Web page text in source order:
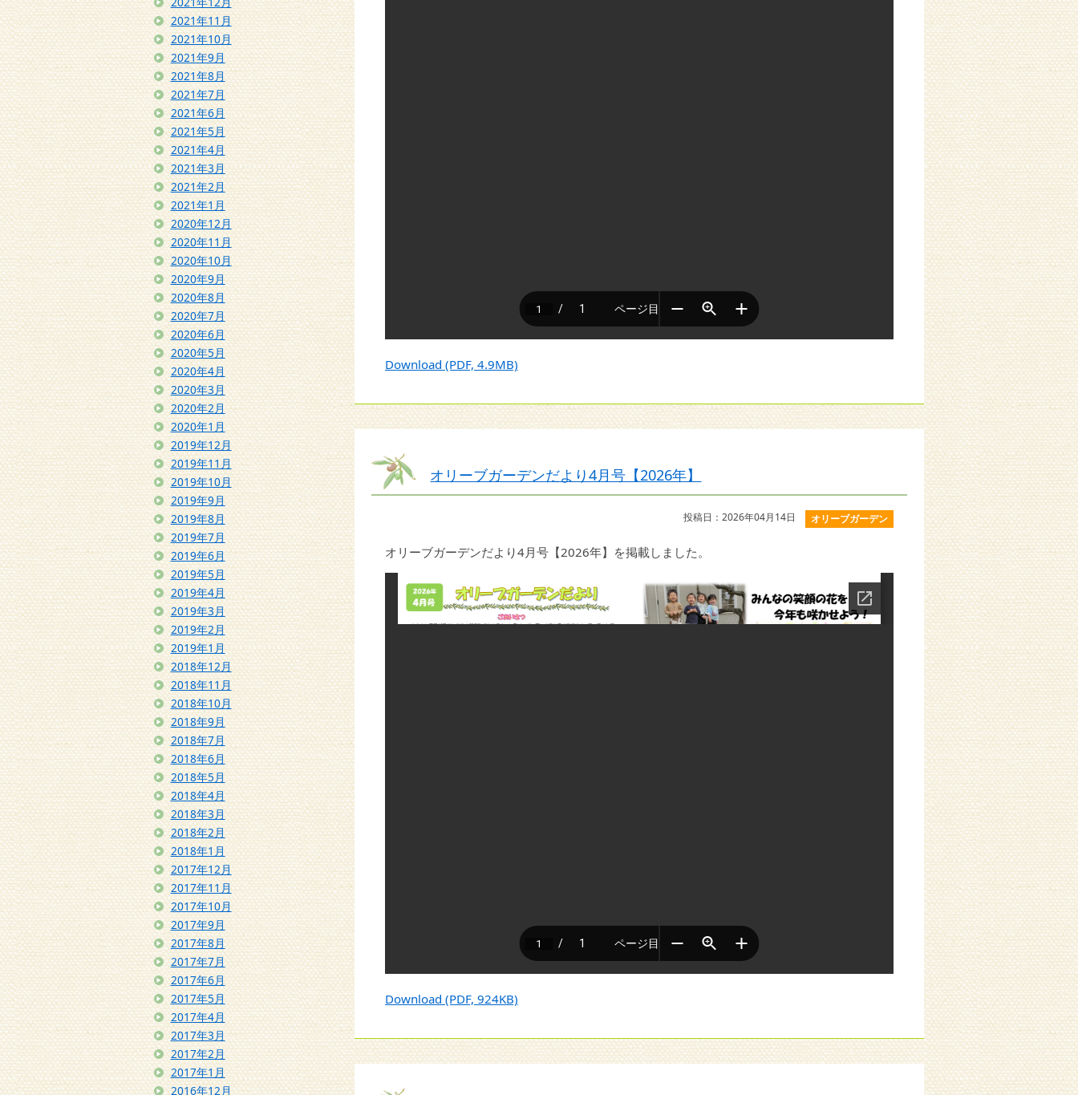
Download (PDF, 4.9MB)
オリーブガーデンだより4月号【2026年】
オリーブガーデン
投稿日：2026年04月14日
オリーブガーデンだより4月号【2026年】を掲載しました。
Download (PDF, 924KB)
2021年11月
2021年10月
2021年9月
2021年8月
2021年7月
2021年6月
2021年5月
2021年4月
2021年3月
2021年2月
2021年1月
2020年12月
2020年11月
2020年10月
2020年9月
2020年8月
2020年7月
2020年6月
2020年5月
2020年4月
2020年3月
2020年2月
2020年1月
2019年12月
2019年11月
2019年10月
2019年9月
2019年8月
2019年7月
2019年6月
2019年5月
2019年4月
2019年3月
2019年2月
2019年1月
2018年12月
2018年11月
2018年10月
2018年9月
2018年7月
2018年6月
2018年5月
2018年4月
2018年3月
2018年2月
2018年1月
2017年12月
2017年11月
2017年10月
2017年9月
2017年8月
2017年7月
2017年6月
2017年5月
2017年4月
2017年3月
2017年2月
2017年1月
2016年12月